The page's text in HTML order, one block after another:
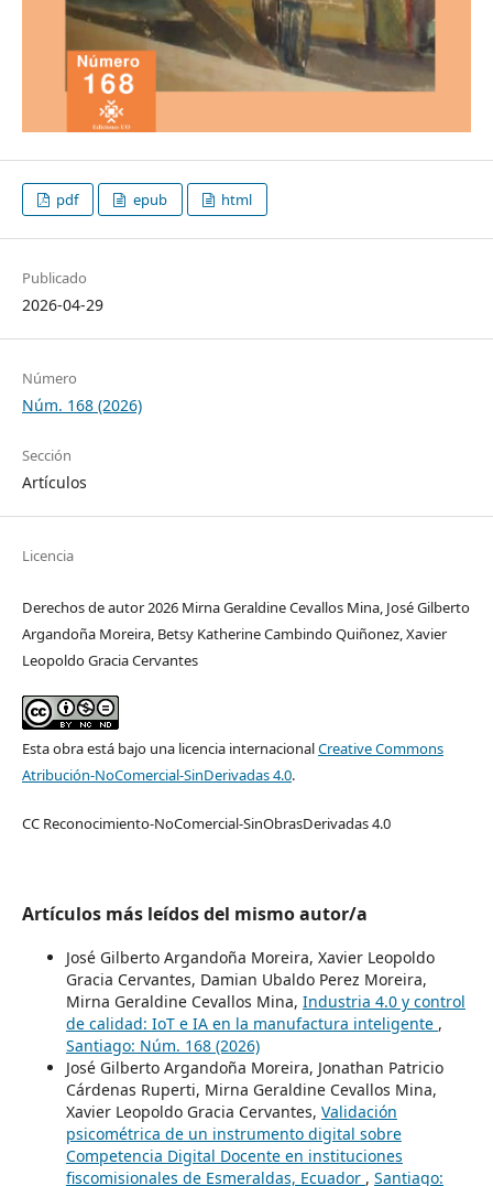
pdf epub html
Publicado
2026-04-29
Número
Núm. 168 (2026)
Sección
Artículos
Licencia
Derechos de autor 2026 Mirna Geraldine Cevallos Mina, José Gilberto
Argandoña Moreira, Betsy Katherine Cambindo Quiñonez, Xavier
Leopoldo Gracia Cervantes
Esta obra está bajo una licencia internacionalCreative Commons
Atribución-NoComercial-SinDerivadas 4.0.
CC Reconocimiento-NoComercial-SinObrasDerivadas 4.0
Artículos más leídos del mismo autor/a
José Gilberto Argandoña Moreira, Xavier Leopoldo
Gracia Cervantes, Damian Ubaldo Perez Moreira,
Mirna Geraldine Cevallos Mina, Industria 4.0 y control
de calidad: IoT e IA en la manufactura inteligente ,
Santiago: Núm. 168 (2026)
José Gilberto Argandoña Moreira, Jonathan Patricio
Cárdenas Ruperti, Mirna Geraldine Cevallos Mina,
Xavier Leopoldo Gracia Cervantes, Validación
psicométrica de un instrumento digital sobre
Competencia Digital Docente en instituciones
fiscomisionales de Esmeraldas, Ecuador , Santiago: